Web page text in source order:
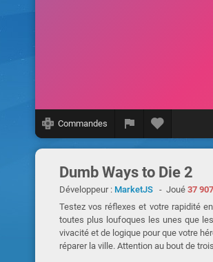
Commandes
Dumb Ways to Die 2
Développeur : MarketJS - Joué 37 907
Testez vos réflexes et votre rapidité
toutes plus loufoques les unes que
vivacité et de logique pour que votre
réparer la ville. Attention au bout de